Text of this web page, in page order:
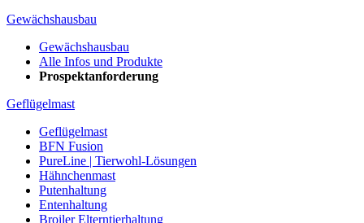
Gewächshausbau
Gewächshausbau
Alle Infos und Produkte
Prospektanforderung
Geflügelmast
Geflügelmast
BFN Fusion
PureLine | Tierwohl-Lösungen
Hähnchenmast
Putenhaltung
Entenhaltung
Broiler Elterntierhaltung